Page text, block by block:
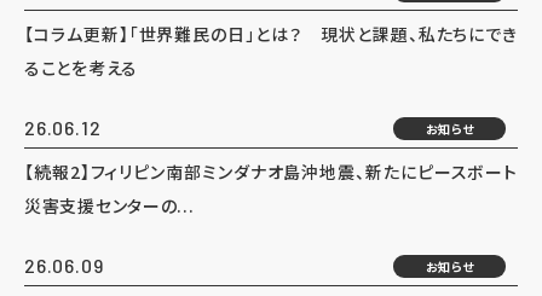
【コラム更新】「世界難民の日」とは？ 現状と課題、私たちにでき
ることを考える
26.06.12 お知らせ
【続報2】フィリピン南部ミンダナオ島沖地震、新たにピースボート
災害支援センターの...
26.06.09 お知らせ